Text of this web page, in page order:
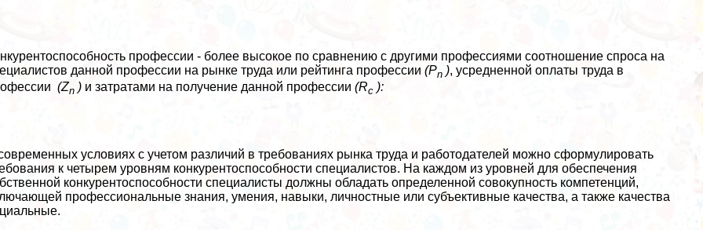
профессии - более высокое по сравнению с другими профессиями соотношение спроса на
данной профессии на рынке труда или рейтинга профессии(Pn), усредненной оплаты труда в
(Zn ) и затратами на получение данной профессии(Rc ):
условиях с учетом различий в требованиях рынка труда и работодателей можно сформулировать
к четырем уровням конкурентоспособности специалистов. На каждом из уровней для обеспечения
конкурентоспособности специалисты должны обладать определенной совокупность компетенций,
профессиональные знания, умения, навыки, личностные или субъективные качества, а также качества